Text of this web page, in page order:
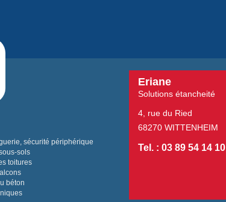
sécurité périphérique
sols
toitures
béton
Eriane
Solutions étancheité
4, rue du Ried
68270 WITTENHEIM
Tel. : 03 89 54 14 10